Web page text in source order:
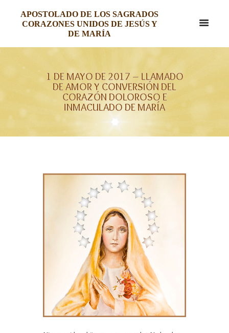
APOSTOLADO DE LOS SAGRADOS
CORAZONES UNIDOS DE JESÚS Y
DE MARÍA
1 DE MAYO DE 2017 – LLAMADO
DE AMOR Y CONVERSIÓN DEL
CORAZÓN DOLOROSO E
INMACULADO DE MARÍA